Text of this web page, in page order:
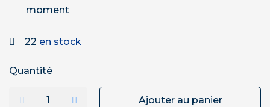
moment
22 en stock
Quantité
Ajouter au panier